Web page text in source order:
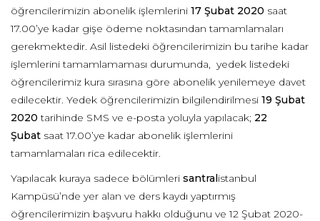
öğrencilerimizin abonelik işlemlerini 17 Şubat 2020 saat
17.00’ye kadar gişe ödeme noktasından tamamlamaları
gerekmektedir. Asil listedeki öğrencilerimizin bu tarihe kadar
işlemlerini tamamlamaması durumunda, yedek listedeki
öğrencilerimiz kura sırasına göre abonelik yenilemeye davet
edilecektir. Yedek öğrencilerimizin bilgilendirilmesi 19 Şubat
2020 tarihinde SMS ve e-posta yoluyla yapılacak; 22
Şubat saat 17.00’ye kadar abonelik işlemlerini
tamamlamaları rica edilecektir.
Yapılacak kuraya sadece bölümleri santralistanbul
Kampüsü’nde yer alan ve ders kaydı yaptırmış
öğrencilerimizin başvuru hakkı olduğunu ve 12 Şubat 2020-